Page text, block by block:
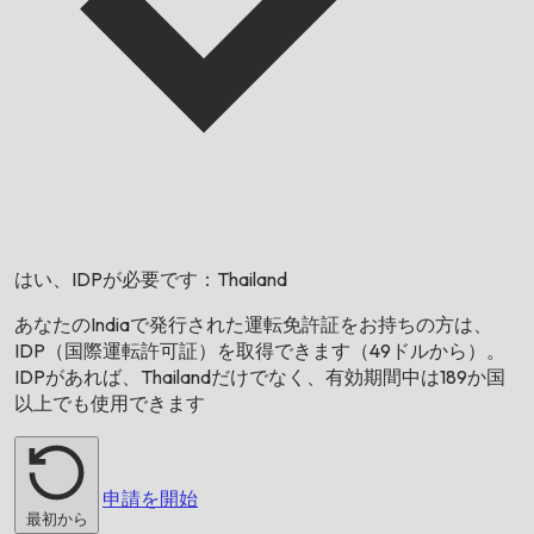
はい、IDPが必要です： Thailand
あなたのIndiaで発行された運転免許証をお持ちの方は、
IDP（国際運転許可証）を取得できます（49ドルから）。
IDPがあれば、 Thailandだけでなく、有効期間中は189か国
以上でも使用できます
最初から
申請を開始